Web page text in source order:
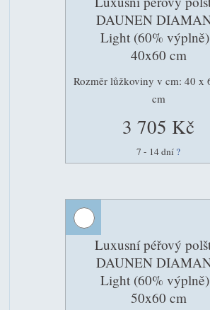
DAUNEN
Light (60%
40x60 cm
Rozměr lůžkoviny v cm: 40 x
cm
3 705 Kč
7 - 14 dní ?
Luxusní péřový
DAUNEN
Light (60%
50x60 cm